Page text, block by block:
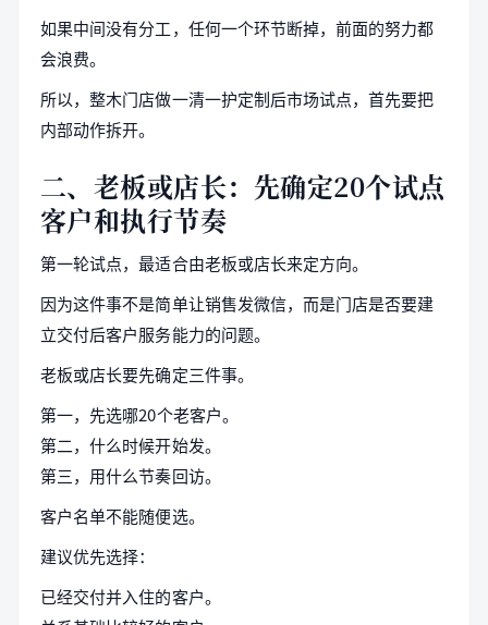
如果中间没有分工，任何一个环节断掉，前面的努力都
会浪费。
所以，整木门店做一清一护定制后市场试点，首先要把
内部动作拆开。
二、老板或店长：先确定20个试点
客户和执行节奏
第一轮试点，最适合由老板或店长来定方向。
因为这件事不是简单让销售发微信，而是门店是否要建
立交付后客户服务能力的问题。
老板或店长要先确定三件事。
第一，先选哪20个老客户。
第二，什么时候开始发。
第三，用什么节奏回访。
客户名单不能随便选。
建议优先选择：
已经交付并入住的客户。